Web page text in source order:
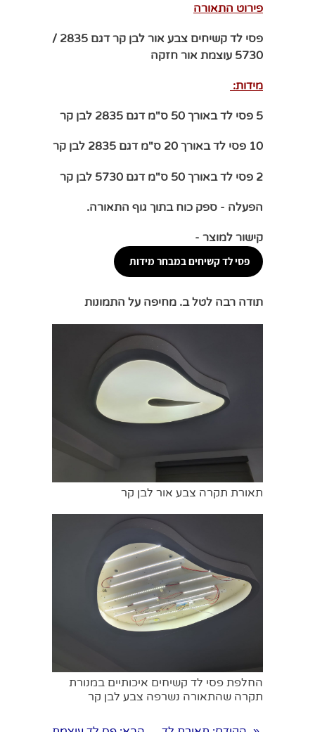
פירוט התאורה
פסי לד קשיחים צבע אור לבן קר דגם 2835 /
5730 עוצמת אור חזקה
מידות:
5 פסי לד באורך 50 ס"מ דגם 2835 לבן קר
10 פסי לד באורך 20 ס"מ דגם 2835 לבן קר
2 פסי לד באורך 50 ס"מ דגם 5730 לבן קר
הפעלה - ספק כוח בתוך גוף התאורה.
קישור למוצר -
פסי לד קשיחים במבחר מידות
תודה רבה לטל ב. מחיפה על התמונות
תאורת תקרה צבע אור לבן קר
החלפת פסי לד קשיחים איכותיים במנורת
תקרה שהתאורה נשרפה צבע לבן קר